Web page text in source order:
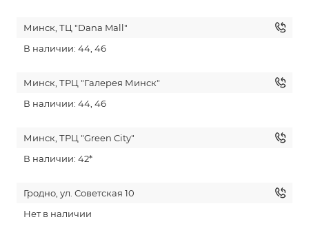
Минск, ТЦ "Dana Mall"
В наличии: 44, 46
Минск, ТРЦ "Галерея Минск"
В наличии: 44, 46
Минск, ТРЦ "Green City"
В наличии: 42*
Гродно, ул. Советская 10
Нет в наличии